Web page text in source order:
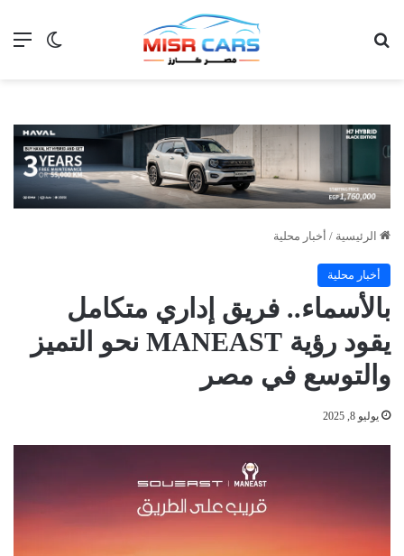
الوضع
الرئيسية / أخبار محلية
أخبار محلية
بالأسماء.. فريق إداري متكامل
يقود رؤية MANEAST نحو التميز
والتوسع في مصر
يوليو 8, 2025